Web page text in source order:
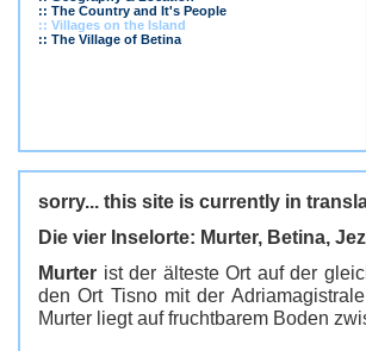
:: The Country and It's People
:: Villages on the Island
:: The Village of Betina
sorry... this site is currently in
Die vier Inselorte: Murter, Betina,
Murter ist der älteste Ort auf der
den Ort Tisno mit der
Murter liegt auf fruchtbarem Boden